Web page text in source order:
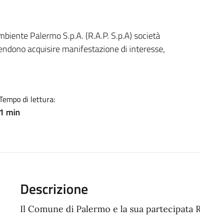
Palermo S.p.A. (R.A.P. S.p.A) società
acquisire manifestazione di interesse,
di lettura:
1 min
Descrizione
Il Comune di Palermo e la sua partecipata